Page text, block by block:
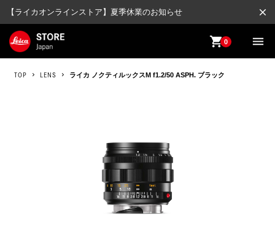
【ライカオンラインストア】夏季休業のお知らせ close
shopping_cart0 menu
TOP LENS ライカ ノクティルックスM f1.2/50 ASPH. ブラック